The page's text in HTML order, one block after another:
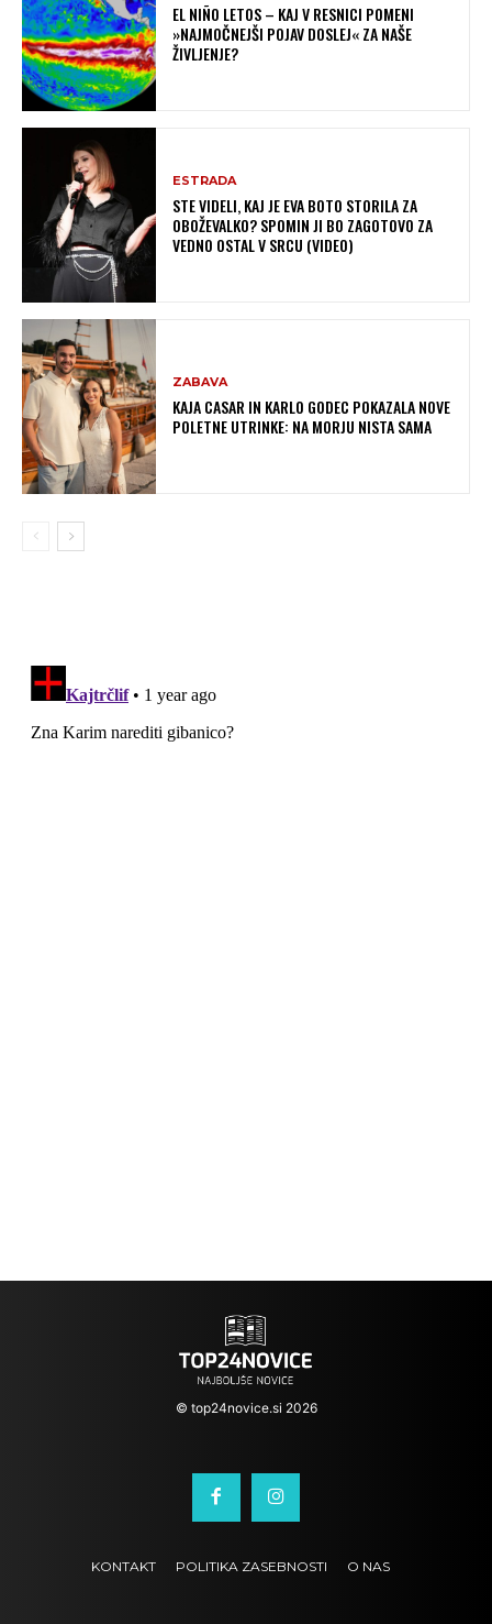
EL NIÑO LETOS – KAJ V RESNICI POMENI
»NAJMOČNEJŠI POJAV DOSLEJ« ZA NAŠE
ŽIVLJENJE?
ESTRADA
STE VIDELI, KAJ JE EVA BOTO STORILA ZA
OBOŽEVALKO? SPOMIN JI BO ZAGOTOVO ZA
VEDNO OSTAL V SRCU (VIDEO)
ZABAVA
KAJA CASAR IN KARLO GODEC POKAZALA NOVE
POLETNE UTRINKE: NA MORJU NISTA SAMA
© top24novice.si 2026
KONTAKT POLITIKA ZASEBNOSTI O NAS